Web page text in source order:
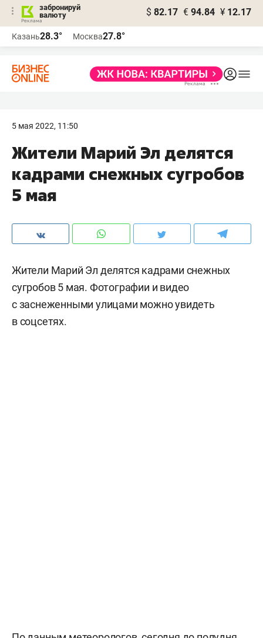
забронируй
валюту
$ 82.17 € 94.84 ¥ 12.17
Казань28.3° Москва27.8°
5 мая 2022, 11:50
Жители Марий Эл делятся
кадрами снежных сугробов
5 мая
Жители Марий Эл делятся кадрами снежных
сугробов 5 мая. Фотографии и видео
с заснеженными улицами можно увидеть
в соцсетях.